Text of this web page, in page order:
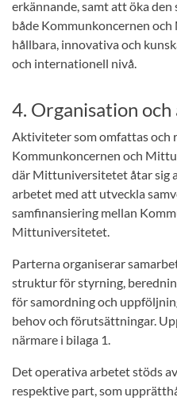
erkännande, samt att öka
både Kommunkoncernen
hållbara, innovativa och
och internationell nivå.
4. Organisation och
Aktiviteter som omfattas och
Kommunkoncernen och
där Mittuniversitetet åtar sig
arbetet med att utveckla
samfinansiering mellan
Mittuniversitetet.
Parterna organiserar
struktur för styrning,
för samordning och
behov och förutsättningar.
närmare i bilaga 1.
Det operativa arbetet stöds
respektive part, som